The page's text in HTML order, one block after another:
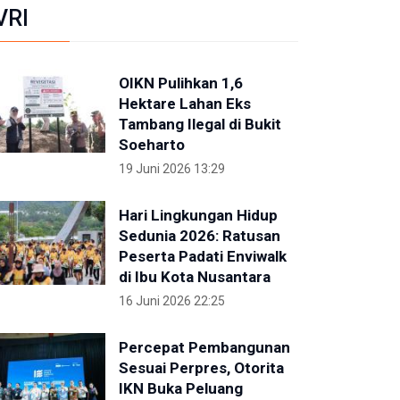
OIKN Pulihkan 1,6
Hektare Lahan Eks
Tambang Ilegal di Bukit
Soeharto
19 Juni 2026 13:29
Hari Lingkungan Hidup
Sedunia 2026: Ratusan
Peserta Padati Enviwalk
di Ibu Kota Nusantara
16 Juni 2026 22:25
Percepat Pembangunan
Sesuai Perpres, Otorita
IKN Buka Peluang